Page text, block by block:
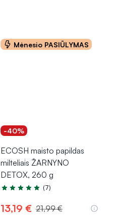
Mėnesio PASIŪLYMAS
-40%
ECOSH maisto papildas
milteliais ŽARNYNO
DETOX, 260 g
Įvertinimas 4.7 iš 5
(7)
13,19 € 21,99 €